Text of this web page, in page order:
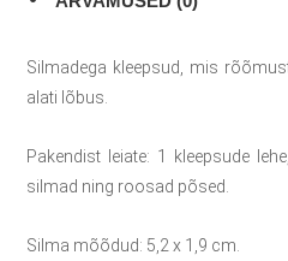
Silmadega kleepsud, mis
alati lõbus.
Pakendist leiate: 1 kleepsude
silmad ning roosad põsed.
Silma mõõdud: 5,2 x 1,9 cm.